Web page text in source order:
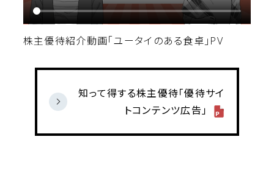
株主優待紹介動画「ユータイのある食卓」PV
知って得する株主優待「優待サイ
トコンテンツ広告」